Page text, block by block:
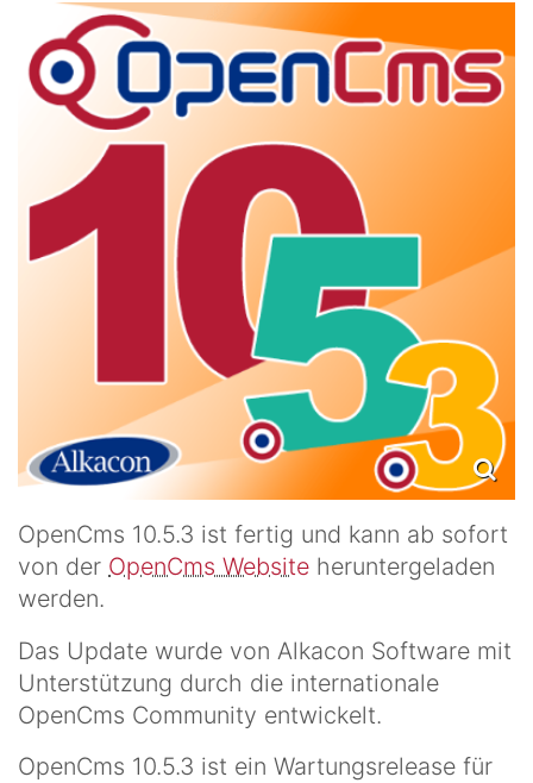
OpenCms 10.5.3 ist fertig und kann ab sofort
von der OpenCms Website heruntergeladen
werden.
Das Update wurde von Alkacon Software mit
Unterstützung durch die internationale
OpenCms Community entwickelt.
OpenCms 10.5.3 ist ein Wartungsrelease für